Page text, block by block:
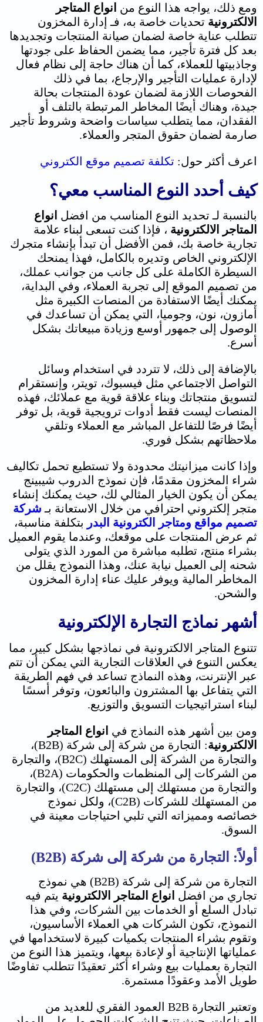
ومع ذلك، يواجه هذا النوع من انواع المتاجر
الالكترونية تحديات خاصة به، فـ إدارة المخزون
تتطلب عناية خاصة لضمان صيانة المنتجات وتجديدها
بعد كل فترة تأجير، مما يضمن الحفاظ على جودتها
وجاذبيتها للعملاء، كما أن هناك حاجة إلى نظام فعال
لإدارة عمليات التأجير والإرجاع، بما في ذلك
الفحوصات اللازمة لضمان عودة المنتجات بحالة
جيدة، وهناك أيضًا المخاطر المرتبطة بالتلف أو
الفقدان، مما يتطلب سياسات واضحة وشروط تأجير
صارمة لضمان حقوق المتجر والعملاء.
اعرف أكثر حول: تكلفة تصميم موقع الكتروني
كيف أحدد النوع المناسب معي؟
بالنسبة لـ تحديد النوع المناسب من افضل انواع
المتاجر الالكترونية ، فإذا كنت تسعى لبناء علامة
تجارية خاصة بك، فمن الأفضل أن تبدأ بإنشاء متجرك
الإلكتروني الخاص وتديره بالكامل، فهذا يمنحك
السيطرة الكاملة على كل جانب من جوانب عملك،
من تصميم الموقع إلى تجربة العملاء، وفي البداية،
يمكنك أيضًا الاستفادة من المنصات الكبيرة مثل
أمازون، نون، وجوميا، التي يمكن أن تساعدك في
الوصول إلى جمهور أوسع وزيادة مبيعاتك بشكل
أسرع.
بالإضافة إلى ذلك، لا تتردد في استخدام وسائل
التواصل الاجتماعي مثل فيسبوك، تويتر، وإنستقرام
لتسويق منتجاتك وبناء علاقة قوية مع عملائك، فهذه
المنصات ليست فقط أدوات ترويجية قوية، بل توفر
أيضًا فرصًا للتفاعل المباشر مع العملاء وتلقي
ملاحظاتهم بشكل فوري.
وإذا كانت ميزانيتك محدودة ولا تستطيع تحمل تكاليف
شراء المخزون مقدمًا، فإن نموذج الدروب شيبينج
يمكن أن يكون الخيار المثالي لك، حيث يمكنك إنشاء
متجر إلكتروني احترافي من خلال الاستعانة بـ شركة
تصميم مواقع ومتاجر الكترونية البدر بتكلفة مناسبة،
ثم عرض المنتجات على موقعك، وعندما يقوم العميل
بشراء منتج، تطلبه مباشرة من المورد الذي يتولى
شحنه إلى العميل نيابة عنك، وهذا النموذج يقلل من
المخاطر المالية ويوفر عليك عناء إدارة المخزون
والشحن.
أشهر نماذج التجارة الإلكترونية
تتنوع المتاجر الالكترونية في نماذجها بشكل كبير، مما
يعكس التنوع في العلاقات التجارية التي يمكن أن تتم
عبر الإنترنت، وهذه النماذج تساعد في فهم الطريقة
التي يتفاعل بها المشترون والبائعون، وتوفر أسسًا
لبناء استراتيجيات التسويق والتوزيع.
ومن بين أشهر هذه النماذج في انواع المتاجر
الالكترونية
: التجارة من شركة إلى شركة (B2B)،
والتجارة من الشركة إلى المستهلك (B2C)، والتجارة
من الشركات إلى المنظمات والحكومات (B2A)،
والتجارة من مستهلك إلى مستهلك (C2C)، والتجارة
من المستهلك للشركات (C2B)، ولكل نموذج
خصائصه ومميزاته التي تلبي احتياجات معينة في
السوق.
أولاً: التجارة من شركة إلى شركة (B2B)
التجارة من شركة إلى شركة (B2B) هي نموذج
تجاري من افضل انواع المتاجر الالكترونية يتم فيه
تبادل السلع أو الخدمات بين الشركات، وفي هذا
النموذج، تكون الشركات هي العملاء الأساسيون،
وتقوم بشراء المنتجات بكميات كبيرة لاستخدامها في
عملياتها الإنتاجية أو لإعادة بيعها، ويتميز هذا النوع من
التجارة بعمليات بيع وشراء أكثر تعقيدًا تتطلب تفاوضًا
طويل الأمد وعقودًا مستمرة.
وتعتبر التجارة B2B العمود الفقري للعديد من